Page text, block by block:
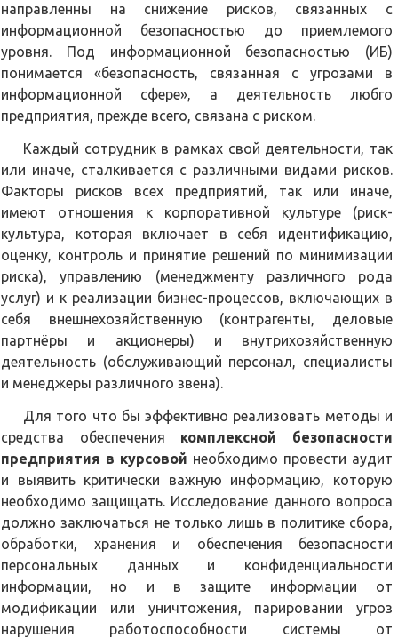
направленны на снижение рисков, связанных с
информационной безопасностью до приемлемого
уровня. Под информационной безопасностью (ИБ)
понимается «безопасность, связанная с угрозами в
информационной сфере», а деятельность любго
предприятия, прежде всего, связана с риском.
Каждый сотрудник в рамках свой деятельности, так
или иначе, сталкивается с различными видами рисков.
Факторы рисков всех предприятий, так или иначе,
имеют отношения к корпоративной культуре (риск-
культура, которая включает в себя идентификацию,
оценку, контроль и принятие решений по минимизации
риска), управлению (менеджменту различного рода
услуг) и к реализации бизнес-процессов, включающих в
себя внешнехозяйственную (контрагенты, деловые
партнёры и акционеры) и внутрихозяйственную
деятельность (обслуживающий персонал, специалисты
и менеджеры различного звена).
Для того что бы эффективно реализовать методы и
средства обеспечения комплексной безопасности
предприятия в курсовой необходимо провести аудит
и выявить критически важную информацию, которую
необходимо защищать. Исследование данного вопроса
должно заключаться не только лишь в политике сбора,
обработки, хранения и обеспечения безопасности
персональных данных и конфиденциальности
информации, но и в защите информации от
модификации или уничтожения, парировании угроз
нарушения работоспособности системы от